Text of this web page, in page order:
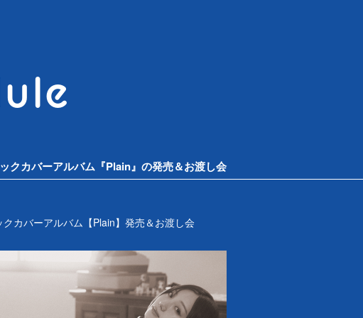
クカバーアルバム『Plain』の発売＆お渡し会
カバーアルバム【Plain】発売＆お渡し会